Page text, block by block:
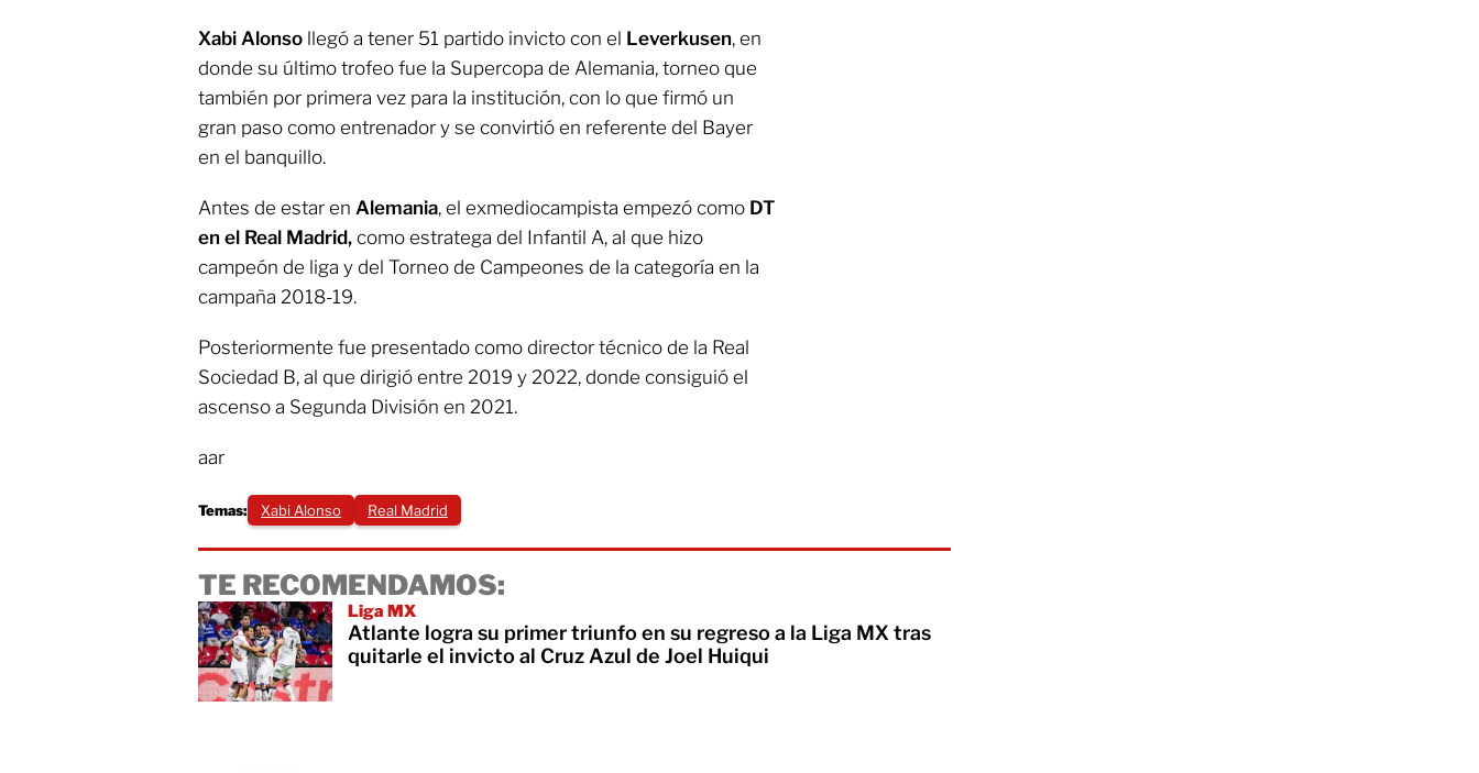
Xabi Alonso llegó a tener 51 partido invicto con el Leverkusen, en
donde su último trofeo fue la Supercopa de Alemania, torneo que
también por primera vez para la institución, con lo que firmó un
gran paso como entrenador y se convirtió en referente del Bayer
en el banquillo.
Antes de estar en Alemania, el exmediocampista empezó como DT
en el Real Madrid, como estratega del Infantil A, al que hizo
campeón de liga y del Torneo de Campeones de la categoría en la
campaña 2018-19.
Posteriormente fue presentado como director técnico de la Real
Sociedad B, al que dirigió entre 2019 y 2022, donde consiguió el
ascenso a Segunda División en 2021.
aar
Temas: Xabi Alonso Real Madrid
TE RECOMENDAMOS:
Liga MX
Atlante logra su primer triunfo en su regreso a la Liga MX tras
quitarle el invicto al Cruz Azul de Joel Huiqui